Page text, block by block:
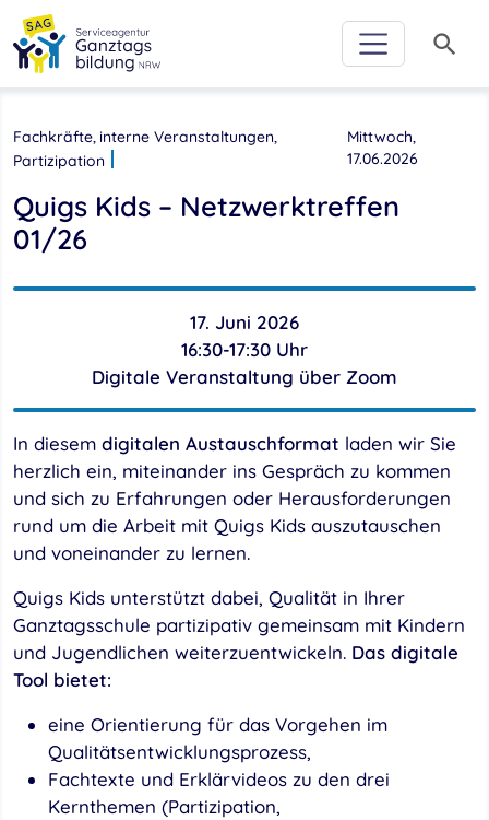
Zur Hauptnavigation
Zum Inhalt
Zum Footer
Zur weiterführenden Informationen
search
Fachkräfte interne Veranstaltungen
Partizipation
Mittwoch,
17.06.2026
Quigs Kids – Netzwerktreffen
01/26
17. Juni 2026
16:30-17:30 Uhr
Digitale Veranstaltung über Zoom
In diesem digitalen Austauschformat laden wir Sie
herzlich ein, miteinander ins Gespräch zu kommen
und sich zu Erfahrungen oder Herausforderungen
rund um die Arbeit mit Quigs Kids auszutauschen
und voneinander zu lernen.
Quigs Kids unterstützt dabei, Qualität in Ihrer
Ganztagsschule partizipativ gemeinsam mit Kindern
und Jugendlichen weiterzuentwickeln. Das digitale
Tool bietet:
eine Orientierung für das Vorgehen im
Qualitätsentwicklungsprozess,
Fachtexte und Erklärvideos zu den drei
Kernthemen (Partizipation,